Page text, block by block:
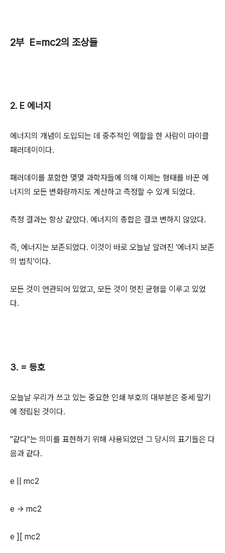
2부 E=mc2의 조상들
2. E 에너지
에너지의 개념이 도입되는 데 중추적인 역할을 한 사람이 마이클
패러데이이다.
패러데이를 포함한 몇몇 과학자들에 의해 이제는 형태를 바꾼 에
너지의 모든 변화량까지도 계산하고 측정할 수 있게 되었다.
측정 결과는 항상 같았다. 에너지의 총합은 결코 변하지 않았다.
즉, 에너지는 보존되었다. 이것이 바로 오늘날 알려진 '에너지 보존
의 법칙'이다.
모든 것이 연관되어 있었고, 모든 것이 멋진 균형을 이루고 있었
다.
3. = 등호
오늘날 우리가 쓰고 있는 중요한 인쇄 부호의 대부분은 중세 말기
에 정립된 것이다.
"같다"는 의미를 표현하기 위해 사용되었던 그 당시의 표기들은 다
음과 같다.
e || mc2
e → mc2
e ][ mc2